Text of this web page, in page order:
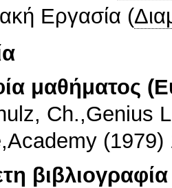
Εργασία (
μαθήματος
Ch.,Genius
(1979)
βιβλιογραφία